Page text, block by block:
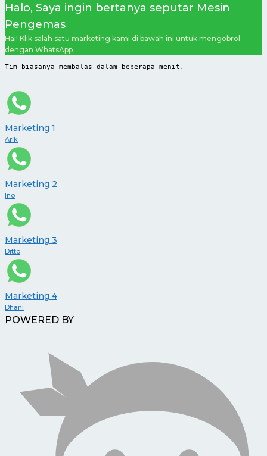
Halo, Saya ingin bertanya seputar Mesin
Pengemas
Hai! Klik salah satu marketing kami di bawah ini untuk mengobrol
dengan WhatsApp
Tim biasanya membalas dalam beberapa menit.
Marketing 1
Arik
Marketing 2
Ino
Marketing 3
Ditto
Marketing 4
Dhani
POWERED BY